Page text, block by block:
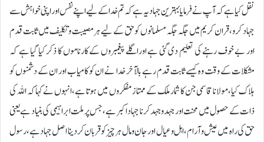
نقل کیا ہے کہ آپ نے فرمایا بہترین جہاد یہ ہے کہ تم خدا کے لیے اپنے نفس اور اپنی خواہش سے
جہاد کرو،قران کریم میں جگہ جگہ مسلمانوں کو حق کے لیے ہرمصیبت و تکلیف میں ثابت قدم
اور بے خوف رہنے کی تعلیم دی گئی ہے اوراگلے پیغمبروں کے کارناموں کا ذکر کیا گیا ہے کہ
مشکلات کے وقت وہ کیسے ثابت قدم رہے بالآخر خدا نے ان کو کامیاب اور ان کے دشمنوں کو
ہلاک کیا،مولانا قاسمی جن کا شمار ملک کے ممتاز مفکروں میں ہوتا ہے،انہوں نے کہا کہ اللہ کی
ذات کے حصول میں محنت اور جہدوجہد کرنا جہاد اکبر ہے،جس پر ملت ابراہیمی کی بنیاد ہے یعنی
حق کی راہ میں عیش وآرام،اہل و عیال اور جان و مال ہر چیز کو قربان کردینا اصل جہاد ہے،رسول